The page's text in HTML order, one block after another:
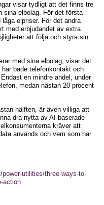
visar tydligt att det finns tre
sina elbolag. För det första
elpriser. För det andra
med erbjudandet av extra
att följa och styra sin
med sina elbolag, visar det
både telefonkontakt och
en mindre andel, under
medan nästan 20 procent
hälften, är även villiga att
dra nytta av AI-baserade
kräver att
används och vem som har
utilities/three-ways-to-
action